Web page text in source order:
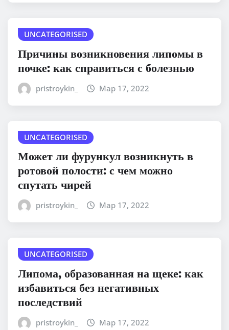
UNCATEGORISED
Причины возникновения липомы в
почке: как справиться с болезнью
pristroykin_ Мар 17, 2022
UNCATEGORISED
Может ли фурункул возникнуть в
ротовой полости: с чем можно
спутать чирей
pristroykin_ Мар 17, 2022
UNCATEGORISED
Липома, образованная на щеке: как
избавиться без негативных
последствий
pristroykin_ Мар 17, 2022